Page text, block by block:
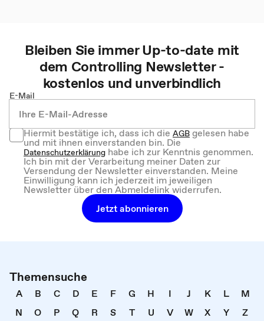
Bleiben Sie immer Up-to-date mit
dem Controlling Newsletter -
kostenlos und unverbindlich
E-Mail
Hiermit bestätige ich, dass ich dieAGBgelesen habe
und mit ihnen einverstanden bin. Die
Datenschutzerklärung habe ich zur Kenntnis genommen.
Ich bin mit der Verarbeitung meiner Daten zur
Versendung der Newsletter einverstanden. Meine
Einwilligung kann ich jederzeit im jeweiligen
Newsletter über den Abmeldelink widerrufen.
Jetzt abonnieren
Themensuche
A B C D E F G H I J K L
M
N
O P Q R S T U V W X Y
Z